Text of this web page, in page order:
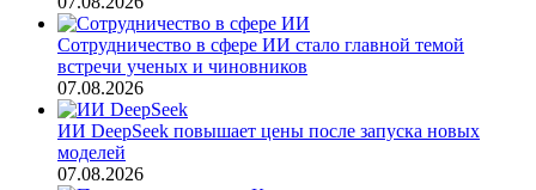
Сотрудничество в сфере ИИ стало главной темой
встречи ученых и чиновников
07.08.2026
ИИ DeepSeek повышает цены после запуска новых
моделей
07.08.2026